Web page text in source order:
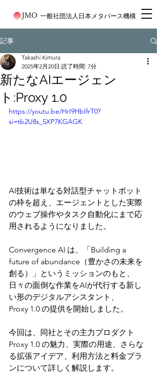
一般社団法人日本メタバース機構
記事
新たなAIエージェン
ト:Proxy 1.0
Takashi Kimura
2025年2月20日 読了時間: 7分
https://youtu.be/HrI9HbIfrT0?
si=tb2U8s_5XP7KGAGK
AI技術は単なる対話型チャットボット
の枠を超え、エージェントとした実際
のウェブ操作やタスク自動化にまで応
用されるようになりました。
Convergence AI は、「Building a
future of abundance（豊かさの未来を
創る）」というミッションのもと、
日々の面倒な作業をAIが代行する新し
い形のデジタルアシスタント、
Proxy 1.0 の提供を開始しました。
今回は、同社とその主力プロダクト
Proxy 1.0 の魅力、実際の用途、さらな
る拡張アイデア、利用方法と料金プラ
ンについて詳しく解説します。